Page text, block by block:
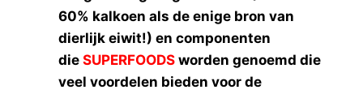
60% kalkoen als de enige bron van
dierlijk eiwit!) en componenten
die SUPERFOODS worden genoemd die
veel voordelen bieden voor de